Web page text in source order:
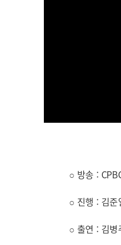
○ 방송 :
○ 진행 : 김준
○ 출연 : 김병